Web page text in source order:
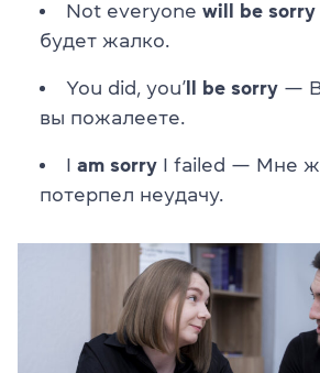
Not everyone will be sorry
будет жалко.
You did, you’ ll be sorry —
вы пожалеете.
I am sorry I failed — Мне
потерпел неудачу.